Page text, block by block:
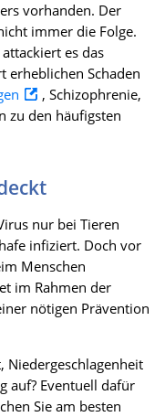
vorhanden. Der
immer die Folge.
es das
erheblichen Schaden
, Schizophrenie,
zu den häufigsten
nur bei Tieren
infiziert. Doch vor
Menschen
im Rahmen der
nötigen Prävention
Niedergeschlagenheit
auf? Eventuell dafür
Sie am besten